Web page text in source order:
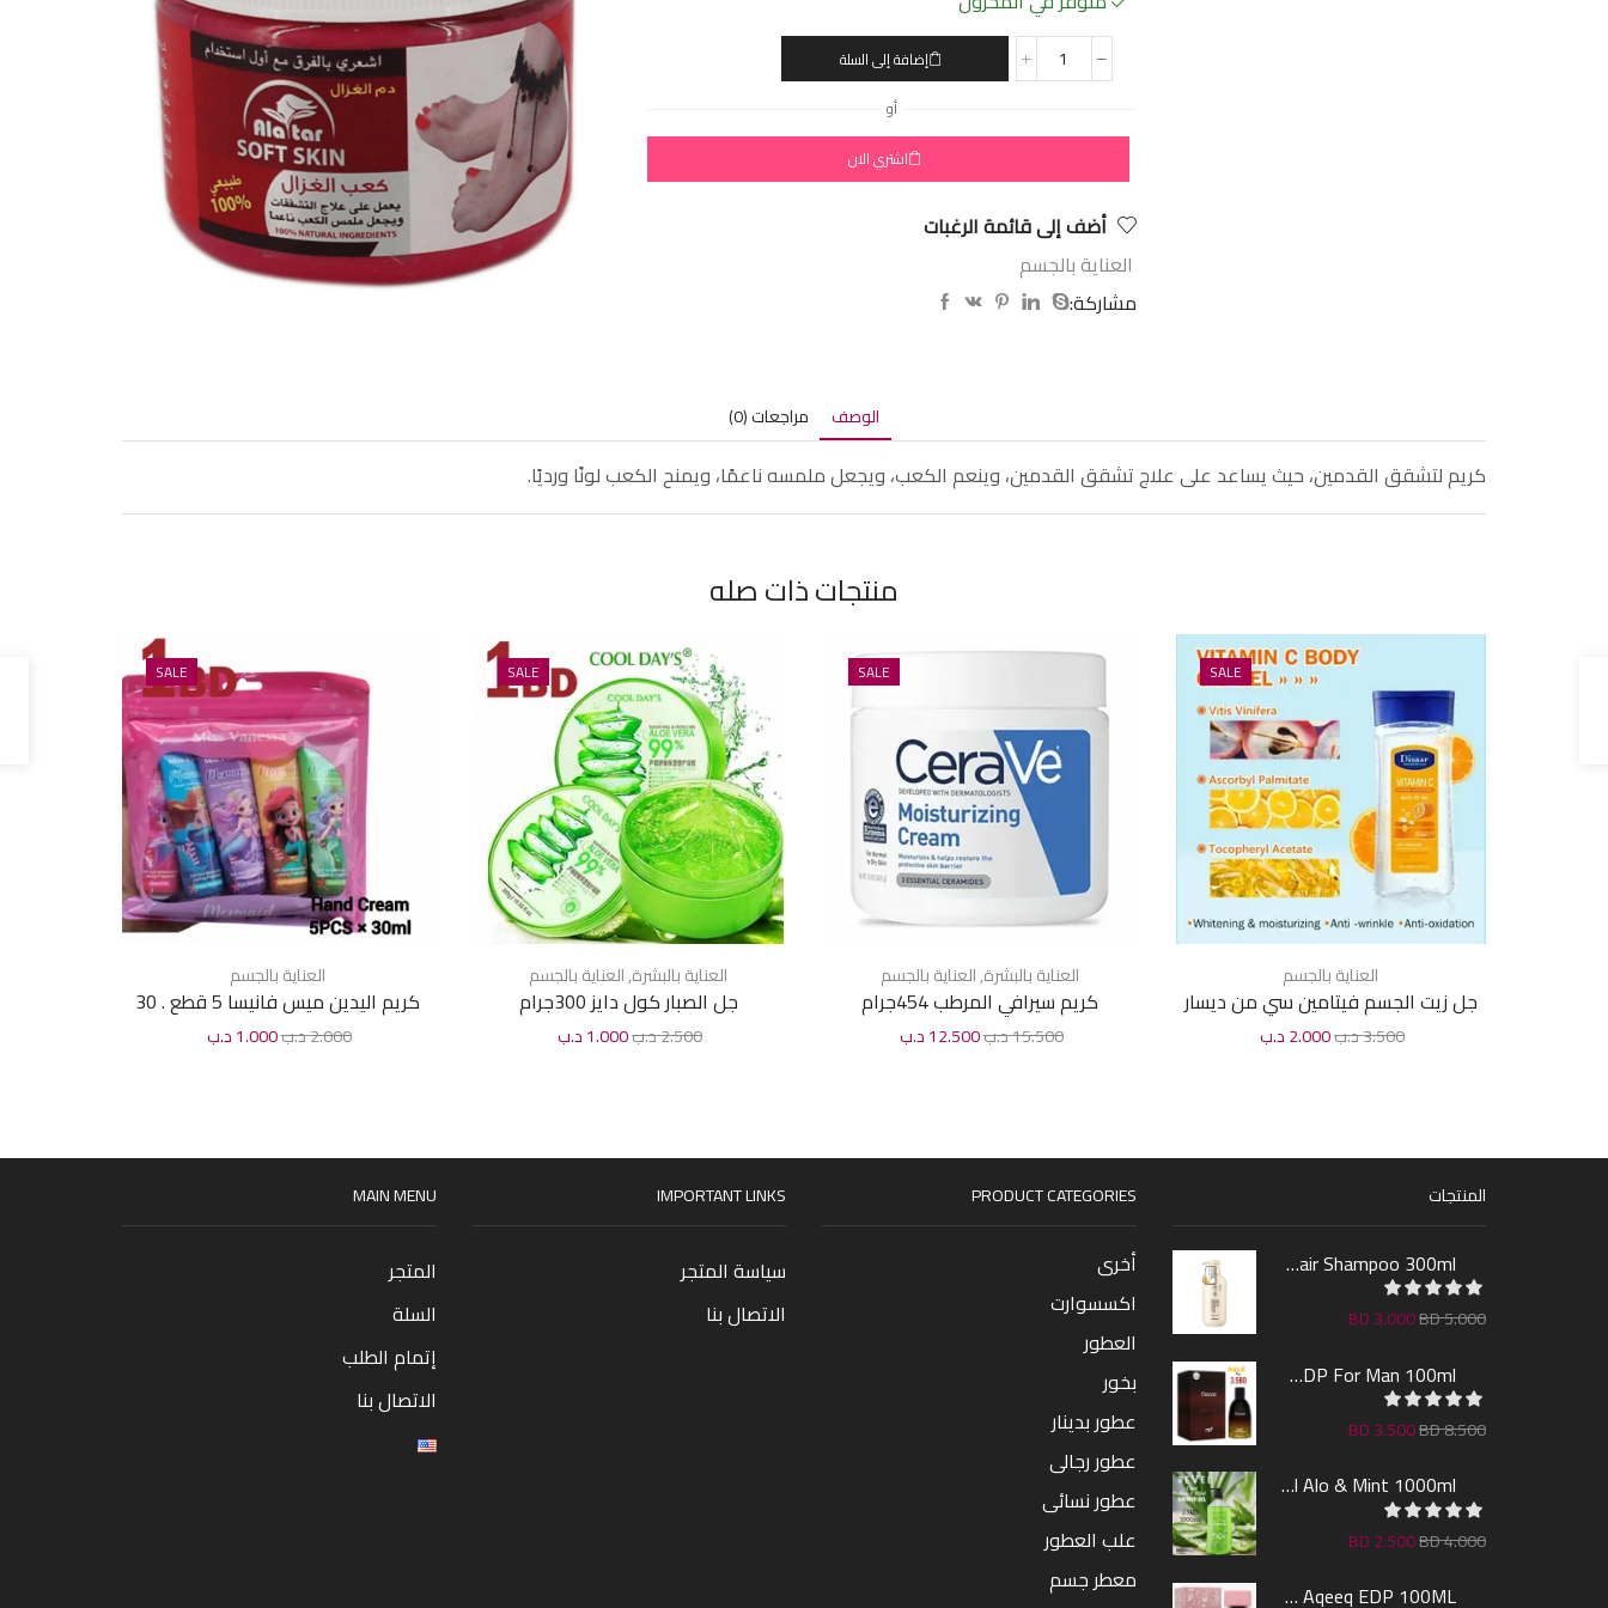
إضافة إلى السلة
أو
اشتري الان
أضف إلى قائمة الرغبات
العناية بالجسم
مشاركة:
الوصف مراجعات (0)
كريم لتشقق القدمين، حيث يساعد على علاج تشقق القدمين، وينعم الكعب، ويجعل ملمسه ناعمًا، ويمنح الكعب لونًا ورديًا.
منتجات ذات صله
SALE
العناية بالجسم
جل زيت الجسم فيتامين سي من ديسار
200 مل3.500د.ب2.000د.ب
SALE
العناية بالبشرة,العناية بالجسم
كريم سيرافي المرطب 454جرام
15.500د.ب12.500د.ب
SALE
العناية بالبشرة,العناية بالجسم
جل الصبار كول دايز 300جرام
2.500د.ب1.000د.ب
SALE
العناية بالجسم
كريم اليدين ميس فانيسا 5 قطع . 30
مل 2.000د.ب1.000د.ب
MAIN MENU
المتجر
السلة
إتمام الطلب
الاتصال بنا
IMPORTANT LINKS
سياسة المتجر
الاتصال بنا
PRODUCT CATEGORIES
أخرى
اكسسوارت
العطور
بخور
عطور بدينار
عطور رجالى
عطور نسائى
علب العطور
معطر جسم
المنتجات
Sakura Hair Shampoo 300ml
BD5.000
BD3.000
Farcent EDP For Man 100ml
BD8.500
BD3.500
Revel Shower Gel Alo & Mint 1000ml
BD4.000
BD2.500
Lara By AL Aqeeq EDP 100ML